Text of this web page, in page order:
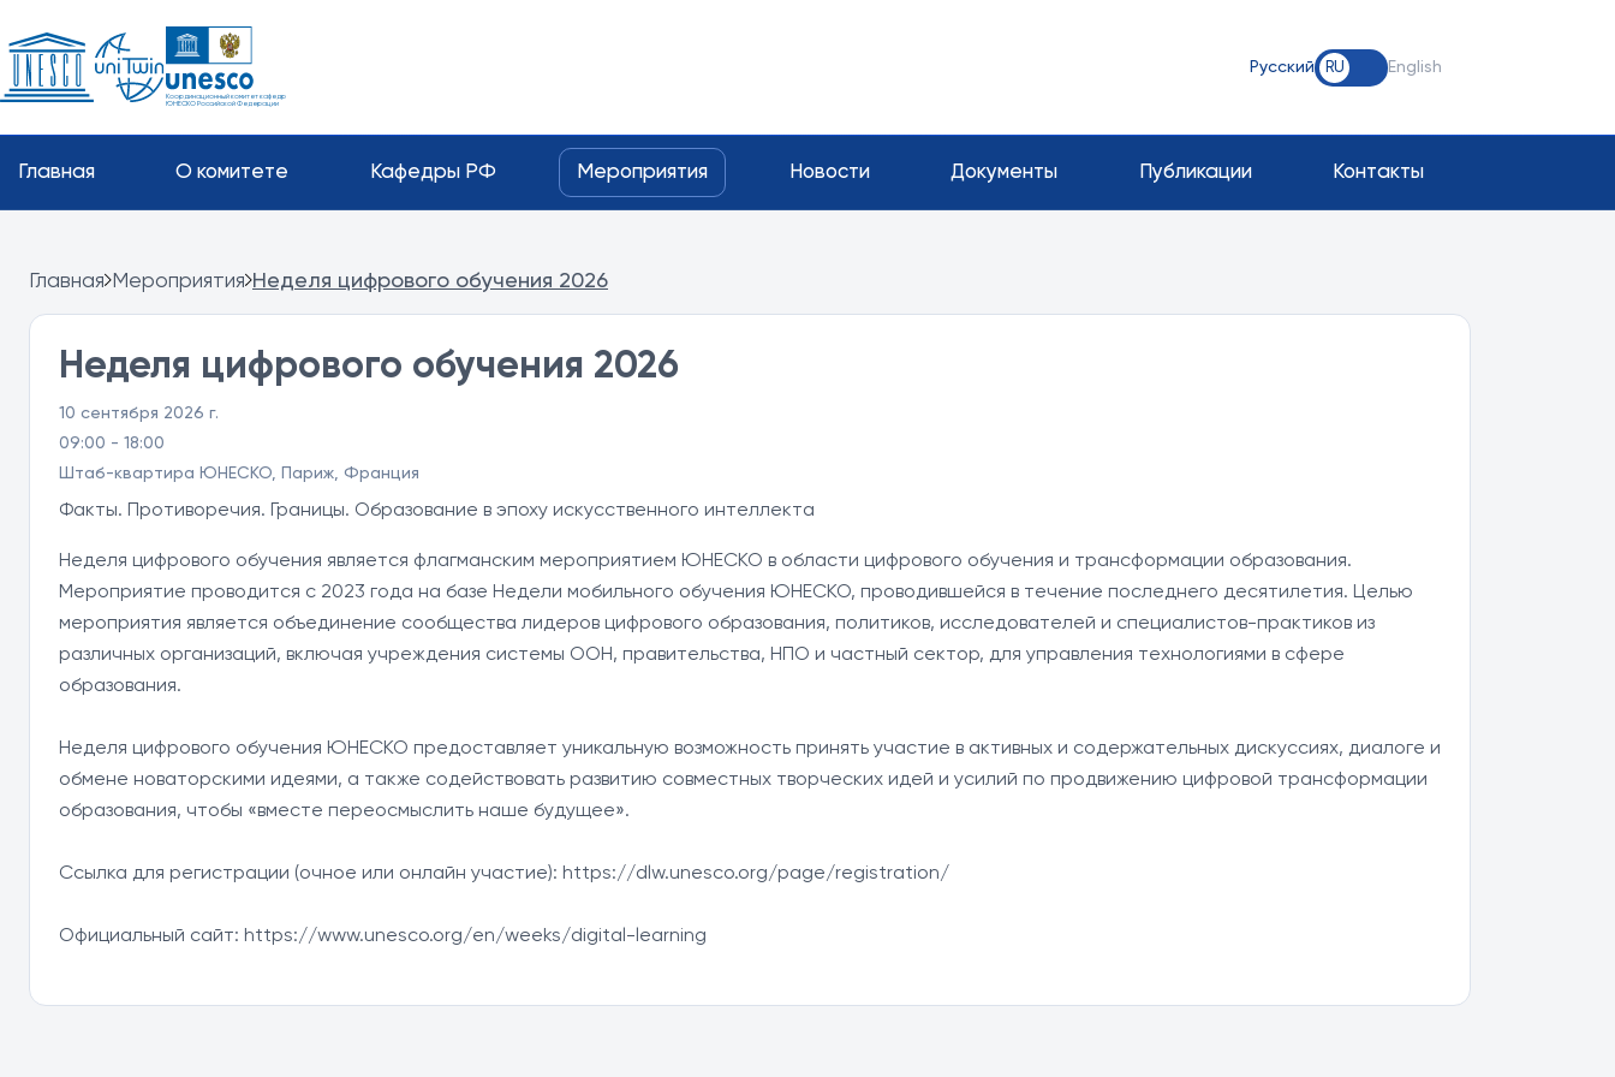
Координационный комитет кафедр
ЮНЕСКО Российской Федерации
Русский RU English
Главная О комитете Кафедры РФ Мероприятия Новости Документы Публикации Контакты
Главная Мероприятия Неделя цифрового обучения 2026
Неделя цифрового обучения 2026
10 сентября 2026 г.
09:00 - 18:00
Штаб-квартира ЮНЕСКО, Париж, Франция
Факты. Противоречия. Границы. Образование в эпоху искусственного интеллекта
Неделя цифрового обучения является флагманским мероприятием ЮНЕСКО в области цифрового обучения и трансформации образования.
Мероприятие проводится с 2023 года на базе Недели мобильного обучения ЮНЕСКО, проводившейся в течение последнего десятилетия. Целью
мероприятия является объединение сообщества лидеров цифрового образования, политиков, исследователей и специалистов-практиков из
различных организаций, включая учреждения системы ООН, правительства, НПО и частный сектор, для управления технологиями в сфере
образования.
Неделя цифрового обучения ЮНЕСКО предоставляет уникальную возможность принять участие в активных и содержательных дискуссиях, диалоге и
обмене новаторскими идеями, а также содействовать развитию совместных творческих идей и усилий по продвижению цифровой трансформации
образования, чтобы «вместе переосмыслить наше будущее».
Ссылка для регистрации (очное или онлайн участие): https://dlw.unesco.org/page/registration/
Официальный сайт: https://www.unesco.org/en/weeks/digital-learning